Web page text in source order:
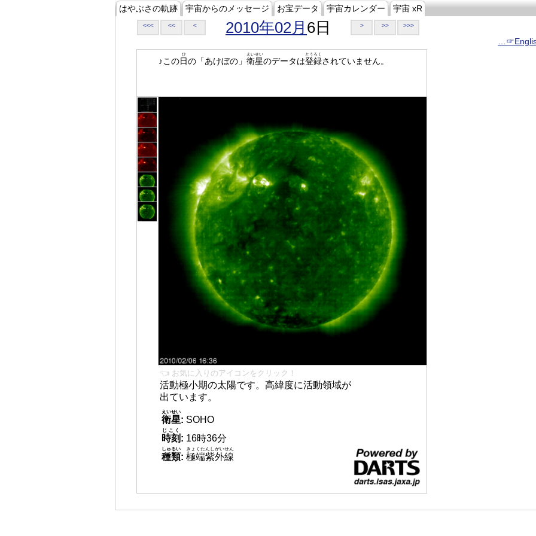
はやぶさの軌跡 宇宙からのメッセージ お宝データ 宇宙カレンダー 宇宙 xR
<<< << < 2010年02月 6日 > >> >>>
♪この日
ひ
の「あけぼの」 衛星
えいせい
のデータは登録
とうろく
されていません。
👈 お気に入りのアイコンをクリック！
活動極小期の太陽です。高緯度に活動領域が
出ています。
衛星
えいせい
: SOHO
時刻
じこく
: 16時36分
種類
しゅるい
: 極端紫外線
きょくたんしがいせん